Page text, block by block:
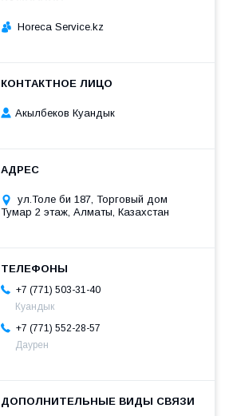
Horeca Service.kz
Акылбеков Куандык
ул.Толе би 187, Торговый дом
Тумар 2 этаж, Алматы, Казахстан
+7 (771) 503-31-40
Куандык
+7 (771) 552-28-57
Даурен